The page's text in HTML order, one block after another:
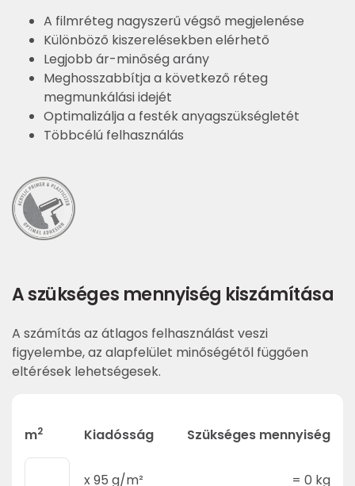
A filmréteg nagyszerű végső megjelenése
Különböző kiszerelésekben elérhető
Legjobb ár-minőség arány
Meghosszabbítja a következő réteg
megmunkálási idejét
Optimalizálja a festék anyagszükségletét
Többcélú felhasználás
A szükséges mennyiség kiszámítása
A számítás az átlagos felhasználást veszi
figyelembe, az alapfelület minőségétől függően
eltérések lehetségesek.
m2 Kiadósság Szükséges mennyiség
x95 g/m² = 0 kg